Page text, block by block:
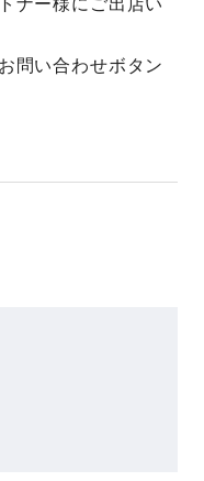
問い合わせボタン